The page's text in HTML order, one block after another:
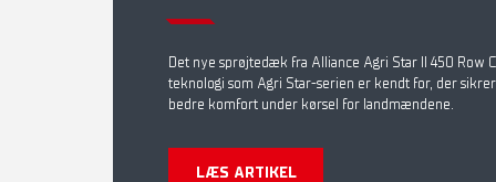
Det nye sprøjtedæk fra Alliance Agri Star II 450 Row
teknologi som Agri Star-serien er kendt for, der
bedre komfort under kørsel for landmændene.
LÆS ARTIKEL